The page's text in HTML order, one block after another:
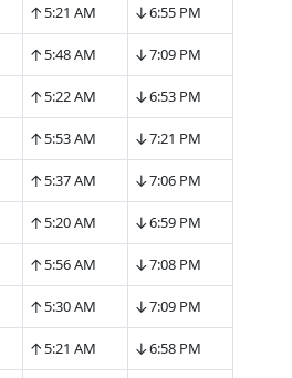
↑5:21 AM ↓6:55 PM
↑5:48 AM ↓7:09 PM
↑5:22 AM ↓6:53 PM
↑5:53 AM ↓7:21 PM
↑5:37 AM ↓7:06 PM
↑5:20 AM ↓6:59 PM
↑5:56 AM ↓7:08 PM
↑5:30 AM ↓7:09 PM
↑5:21 AM ↓6:58 PM